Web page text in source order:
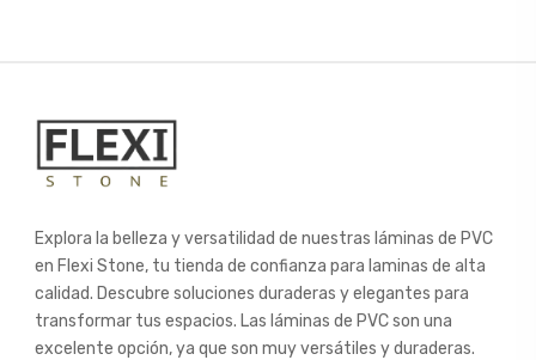
Explora la belleza y versatilidad de nuestras láminas de PVC
en Flexi Stone, tu tienda de confianza para laminas de alta
calidad. Descubre soluciones duraderas y elegantes para
transformar tus espacios. Las láminas de PVC son una
excelente opción, ya que son muy versátiles y duraderas.